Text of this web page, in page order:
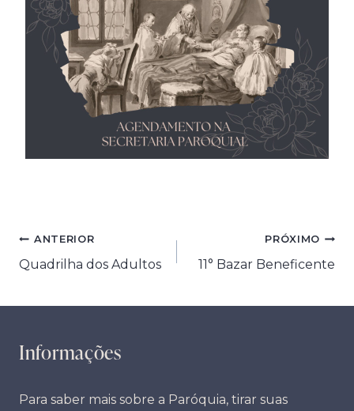
Navegação
de
Post
ANTERIOR
Quadrilha dos Adultos
PRÓXIMO
11° Bazar Beneficente
Informações
Para saber mais sobre a Paróquia, tirar suas